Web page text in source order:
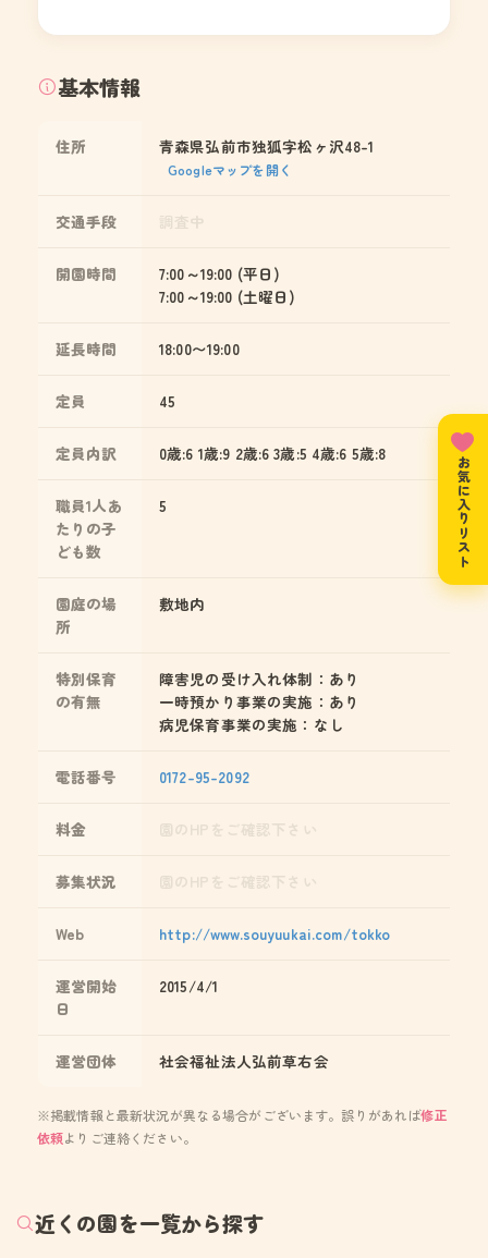
基本情報
住所 青森県弘前市独狐字松ヶ沢48-1
Googleマップを開く
交通手段
開園時間
7:00～19:00 (平日)
7:00～19:00 (土曜日)
延長時間 18:00〜19:00
定員 45
定員内訳 0歳:6 1歳:9 2歳:6 3歳:5 4歳:6 5歳:8
職員1人あ
たりの子
ども数
5
園庭の場
所
敷地内
特別保育
の有無
障害児の受け入れ体制：あり
一時預かり事業の実施：あり
病児保育事業の実施：なし
電話番号 0172-95-2092
料金
募集状況
Web http://www.souyuukai.com/tokko
運営開始
日
2015/4/1
運営団体 社会福祉法人弘前草右会
※掲載情報と最新状況が異なる場合がございます。誤りがあれば修正
依頼よりご連絡ください。
近くの園を一覧から探す
お気に入りリスト